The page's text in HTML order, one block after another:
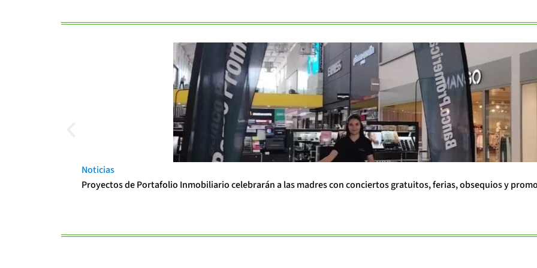
Noticias
Proyectos de Portafolio Inmobiliario celebrarán a las madres con conciertos gratuitos, ferias, obsequios y